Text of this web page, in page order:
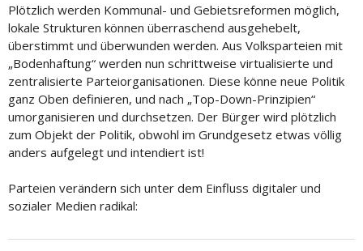
Plötzlich werden Kommunal- und Gebietsreformen möglich,
lokale Strukturen können überraschend ausgehebelt,
überstimmt und überwunden werden. Aus Volksparteien mit
„Bodenhaftung“ werden nun schrittweise virtualisierte und
zentralisierte Parteiorganisationen. Diese könne neue Politik
ganz Oben definieren, und nach „Top-Down-Prinzipien“
umorganisieren und durchsetzen. Der Bürger wird plötzlich
zum Objekt der Politik, obwohl im Grundgesetz etwas völlig
anders aufgelegt und intendiert ist!
Parteien verändern sich unter dem Einfluss digitaler und
sozialer Medien radikal: